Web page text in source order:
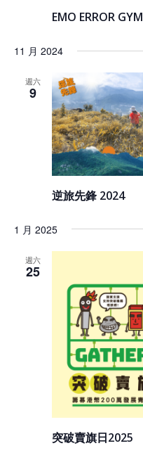
EMO ERROR GYM
11 月 2024
週六
9
逆旅先鋒 2024
1 月 2025
週六
25
突破賣旗日2025